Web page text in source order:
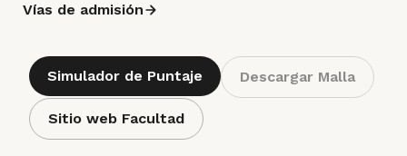
Vías de admisión
Simulador de Puntaje Descargar Malla
Sitio web Facultad